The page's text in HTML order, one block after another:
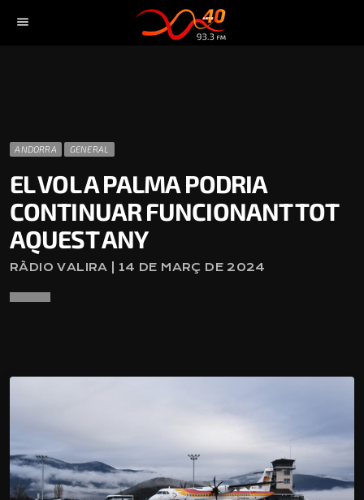
menu
ANDORRA GENERAL
EL VOL A PALMA PODRIA
CONTINUAR FUNCIONANT TOT
AQUEST ANY
RÀDIO VALIRA | 14 DE MARÇ DE 2024